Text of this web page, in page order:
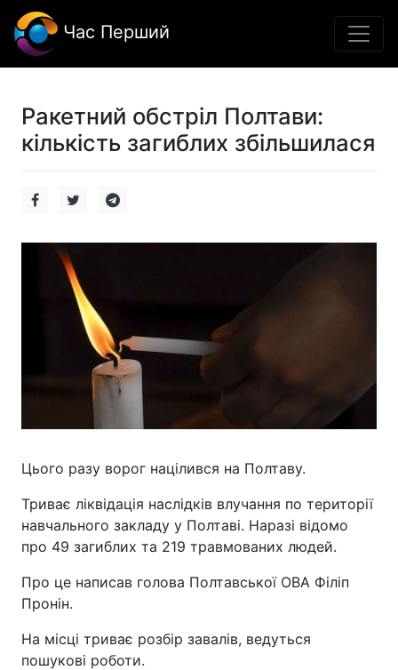
Час Перший
Ракетний обстріл Полтави:
кількість загиблих збільшилася
Цього разу ворог націлився на Полтаву.
Триває ліквідація наслідків влучання по території
навчального закладу у Полтаві. Наразі відомо
про 49 загиблих та 219 травмованих людей.
Про це написав голова Полтавської ОВА Філіп
Пронін.
На місці триває розбір завалів, ведуться
пошукові роботи.